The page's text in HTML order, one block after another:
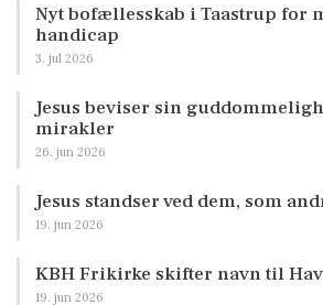
Nyt bofællesskab i Taastrup for
handicap
3. jul 2026
Jesus beviser sin
mirakler
26. jun 2026
Jesus standser ved dem, som
19. jun 2026
KBH Frikirke skifter navn til
19. jun 2026